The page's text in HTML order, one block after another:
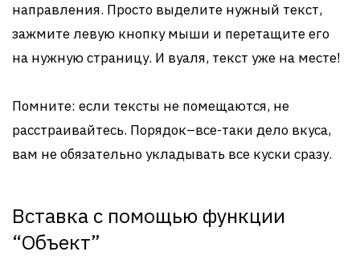
направления. Просто выделите нужный текст,
зажмите левую кнопку мыши и перетащите его
на нужную страницу. И вуаля, текст уже на месте!
Помните: если тексты не помещаются, не
расстраивайтесь. Порядок–все-таки дело вкуса,
вам не обязательно укладывать все куски сразу.
Вставка с помощью функции
“Объект”